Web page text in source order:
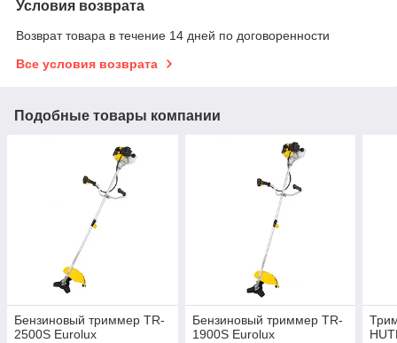
Условия возврата
Возврат товара в течение 14 дней по договоренности
Все условия возврата
Подобные товары компании
Бензиновый триммер TR-
2500S Eurolux
Бензиновый триммер TR-
1900S Eurolux